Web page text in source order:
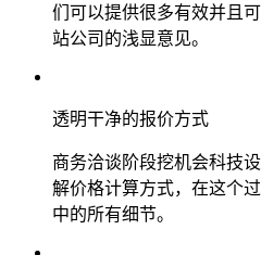
们可以提供很多有效并且
站公司的浅显意见。
透明干净的报价方式
商务洽谈阶段挖机会科技
解价格计算方式，在这个
中的所有细节。